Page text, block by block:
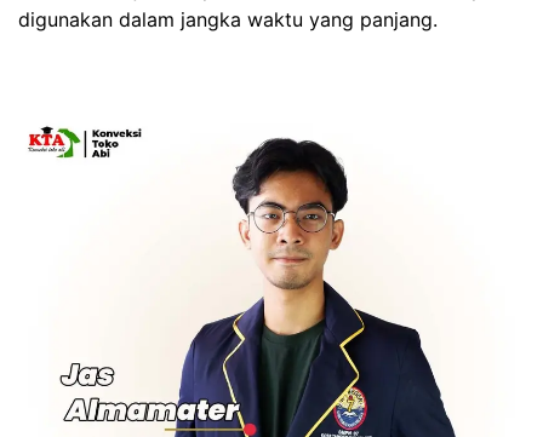
digunakan dalam jangka waktu yang panjang.